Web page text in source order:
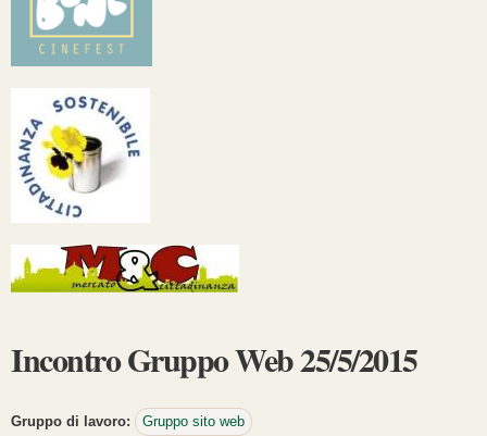
Incontro Gruppo Web 25/5/2015
Gruppo di lavoro:
Gruppo sito web